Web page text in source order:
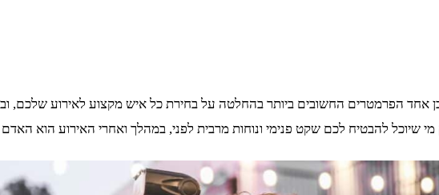
הפרמטרים החשובים ביותר בהחלטה על בחירת כל איש מקצוע לאירוע שלכם,
שיוכל להבטיח לכם שקט פנימי ונוחות מרבית לפני, במהלך ואחרי האירוע הוא